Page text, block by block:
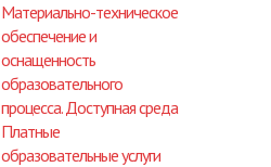
Материально-техническое
обеспечение и
оснащенность
образовательного
процесса. Доступная среда
Платные
образовательные услуги